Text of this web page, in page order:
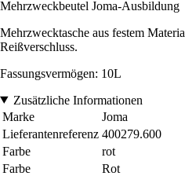
Mehrzweckbeutel Joma-Ausbildung
Mehrzwecktasche aus festem
Reißverschluss.
Fassungsvermögen: 10L
Zusätzliche Informationen
Marke
Joma
Lieferantenreferenz 400279.600
Farbe
rot
Farbe
Rot